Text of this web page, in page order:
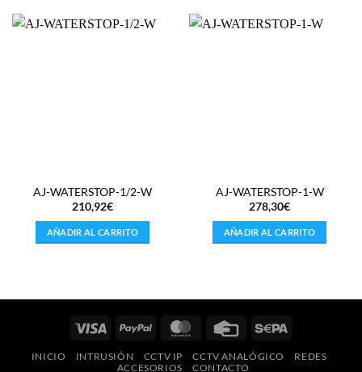
AJ-WATERSTOP-1/2-W
210,92€
AÑADIR AL CARRITO
AJ-WATERSTOP-1-W
278,30€
AÑADIR AL CARRITO
Visa PayPal MasterCardCredit
INICIO INTRUSIÓN CCTV IP CCTV ANALÓGICO
REDES
ACCESORIOS
CONTACTO